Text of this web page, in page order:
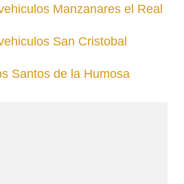
Manzanares el Real
San Cristobal
Santos de la Humosa